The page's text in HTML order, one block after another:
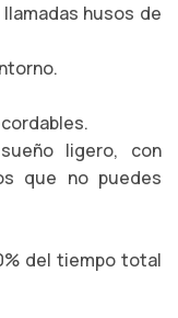
husos de
ligero, con
que no puedes
del tiempo total